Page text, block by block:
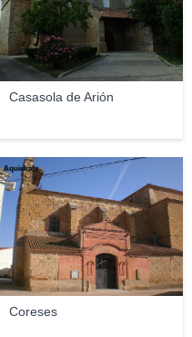
Casasola de Arión
Coreses
Aquielrafa